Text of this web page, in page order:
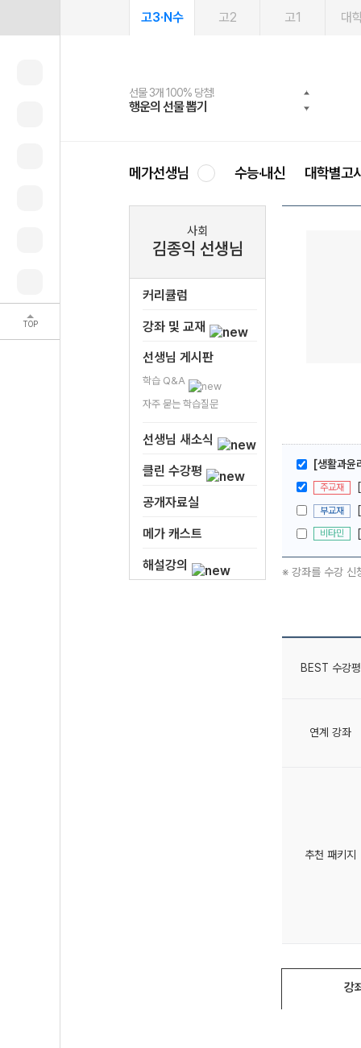
TOP
고3·N수 고2 고1 대
선물 3개 100% 당첨!
행운의 선물 뽑기
선물 100% 증정!
메가스터디 X 올리브
2027 러셀 단과
강사 공개선발
스마트러닝앱
설문 EVENT
메가패스
3일 무료 체험권
메가패스 수강생 무료혜택!
메가클럽 멤버십
사회공헌 캠페인
희망이룸 메가나눔
메가선생님 수능·내신 대학별고
사회
김종익 선생님
커리큘럼
강좌 및 교재
선생님 게시판
학습 Q&A
자주 묻는 학습질문
선생님 새소식
클린 수강평
공개자료실
메가 캐스트
해설강의
[생활과
주교재
부교재
비타민
※ 강좌를 수강 신
BEST 수강평
연계 강좌
추천 패키지
강